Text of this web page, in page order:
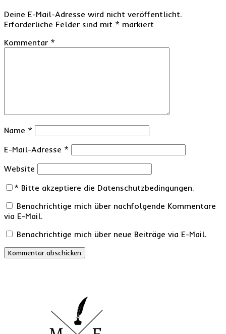
Deine E-Mail-Adresse wird nicht veröffentlicht.
Erforderliche Felder sind mit * markiert
Kommentar *
Name *
E-Mail-Adresse *
Website
* Bitte akzeptiere die Datenschutzbedingungen.
Benachrichtige mich über nachfolgende Kommentare
via E-Mail.
Benachrichtige mich über neue Beiträge via E-Mail.